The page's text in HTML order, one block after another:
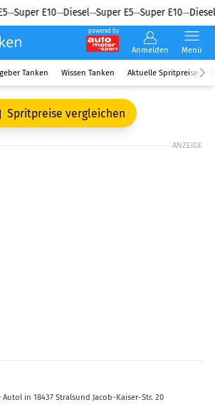
Super E10 Diesel Super E5 Super E10 Diesel
powered by
Anmelden Menü
Tanken Wissen Tanken Aktuelle Spritpreise
Spritpreise vergleichen
ANZEIGE
Autol in 18437 Stralsund Jacob-Kaiser-Str. 20